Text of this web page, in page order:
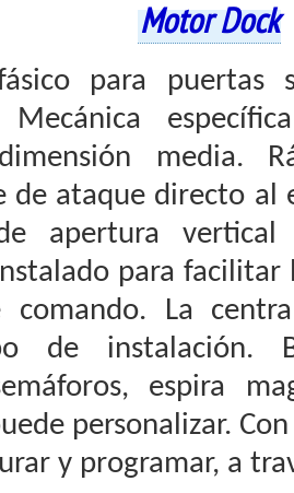
Motor Dock
para puertas
media.
de ataque directo al
apertura vertical
para
La
de instalación.
espira
personalizar.
y programar, a